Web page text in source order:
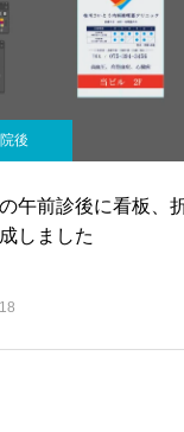
後
午前診後に看板、
しました